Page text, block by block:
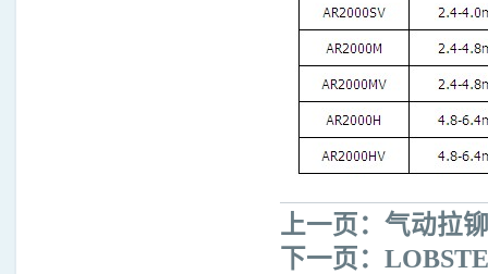
上一页： 气动拉
下一页：